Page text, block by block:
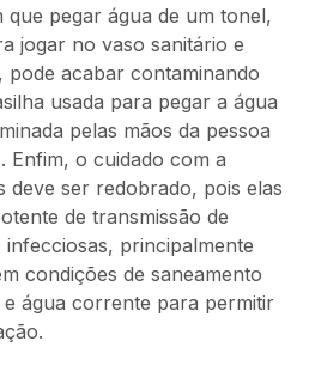
que pegar água de um tonel,
jogar no vaso sanitário e
pode acabar contaminando
usada para pegar a água
pelas mãos da pessoa
Enfim, o cuidado com a
deve ser redobrado, pois elas
de transmissão de
infecciosas, principalmente
condições de saneamento
água corrente para permitir